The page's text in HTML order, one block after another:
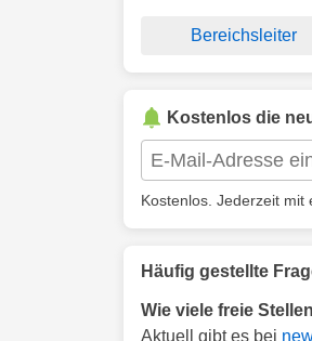
Bereichsleiter
Kostenlos die
Kostenlos. Jederzeit mit
Häufig gestellte
Wie viele freie
Aktuell gibt es bei